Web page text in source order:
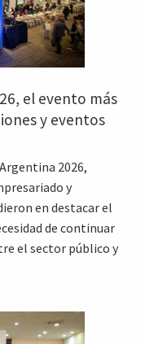
el evento más
y eventos
2026,
y
en destacar el
de continuar
el sector público y